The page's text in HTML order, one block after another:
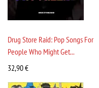
Drug Store Raid: Pop Songs For
People Who Might Get...
32,90€